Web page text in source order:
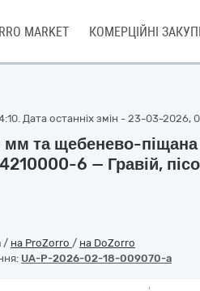
MARKET КОМЕРЦІЙНІ
Дата останніх змін - 23-03-2026,
мм та щебенево-піщана
6 — Гравій,
/ на ProZorro / на DoZorro
UA-P-2026-02-18-009070-a